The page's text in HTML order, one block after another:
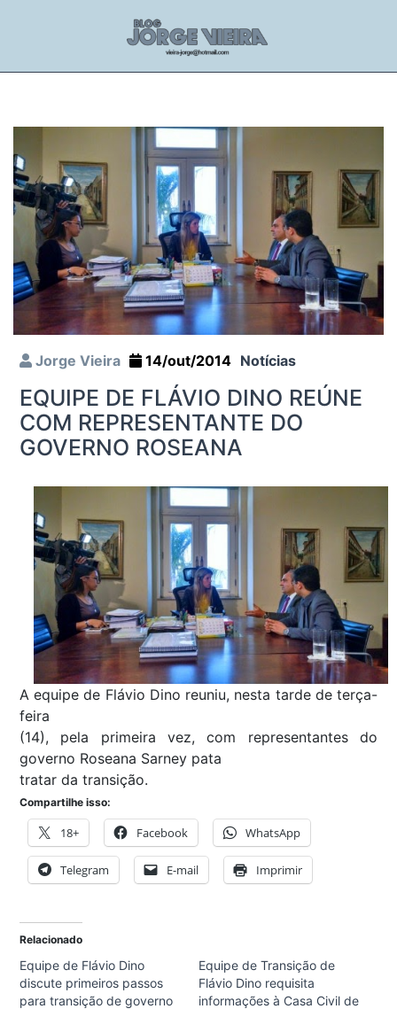
Jorge Vieira 14/out/2014 Notícias
EQUIPE DE FLÁVIO DINO REÚNE
COM REPRESENTANTE DO
GOVERNO ROSEANA
A equipe de Flávio Dino reuniu, nesta tarde de terça-
feira
(14), pela primeira vez, com representantes do
governo Roseana Sarney pata
tratar da transição.
Compartilhe isso:
18+ Facebook WhatsApp
Telegram E-mail Imprimir
Relacionado
Equipe de Flávio Dino
discute primeiros passos
para transição de governo
Equipe de Transição de
Flávio Dino requisita
informações à Casa Civil de